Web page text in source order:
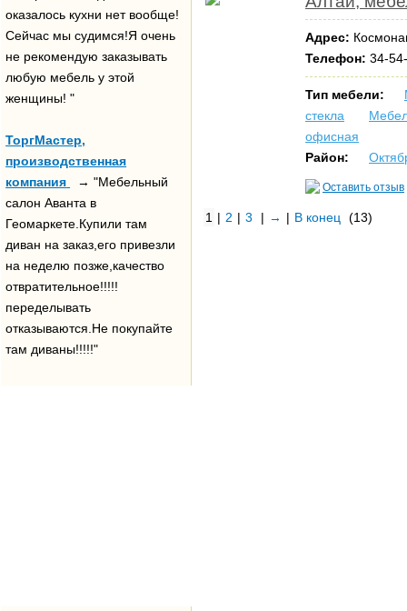
оказалось кухни нет вообще!
Сейчас мы судимся!Я очень
не рекомендую заказывать
любую мебель у этой
женщины! "
ТоргМастер,
производственная
компания
→ "Мебельный
салон Аванта в
Геомаркете.Купили там
диван на заказ,его привезли
на неделю позже,качество
отвратительное!!!!!
переделывать
отказываются.Не покупайте
там диваны!!!!!"
Адрес:
Телефон: 34-
Тип мебели:
стекла
офисная
Район:
Оставить отзыв
1 | 2 | 3 | → | В конец (13)